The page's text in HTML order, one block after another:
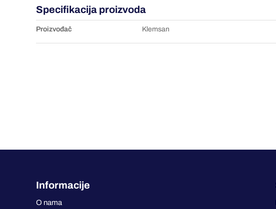
Specifikacija proizvoda
Proizvođač Klemsan
Informacije
O nama